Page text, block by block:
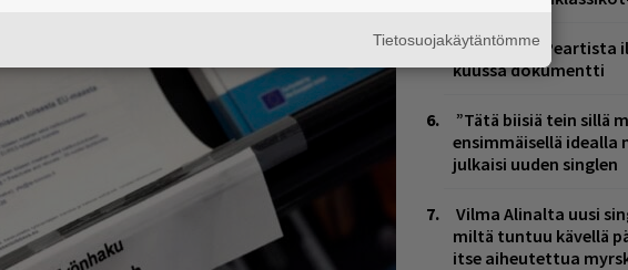
Rushin Neil Peartista
kuussa dokumentti
”Tätä biisiä tein sillä
ensimmäisellä idealla
julkaisi uuden singlen
Vilma Alinalta uusi
miltä tuntuu kävellä
itse aiheutettua
Tietosuojakäytäntömme